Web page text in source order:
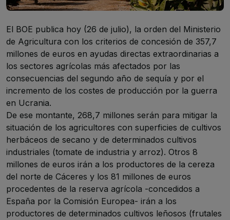
El BOE publica hoy (26 de julio), la orden del Ministerio
de Agricultura con los criterios de concesión de 357,7
millones de euros en ayudas directas extraordinarias a
los sectores agrícolas más afectados por las
consecuencias del segundo año de sequía y por el
incremento de los costes de producción por la guerra
en Ucrania.
De ese montante, 268,7 millones serán para mitigar la
situación de los agricultores con superficies de cultivos
herbáceos de secano y de determinados cultivos
industriales (tomate de industria y arroz). Otros 8
millones de euros irán a los productores de la cereza
del norte de Cáceres y los 81 millones de euros
procedentes de la reserva agrícola -concedidos a
España por la Comisión Europea- irán a los
productores de determinados cultivos leñosos (frutales